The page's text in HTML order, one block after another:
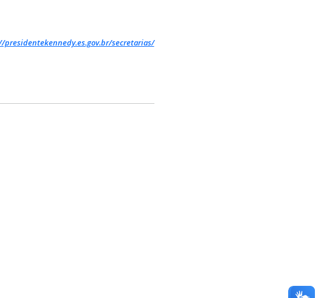
presidentekennedy.es.gov.br/secretarias/